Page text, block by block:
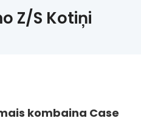
Z/S Kotiņi
kombaina Case